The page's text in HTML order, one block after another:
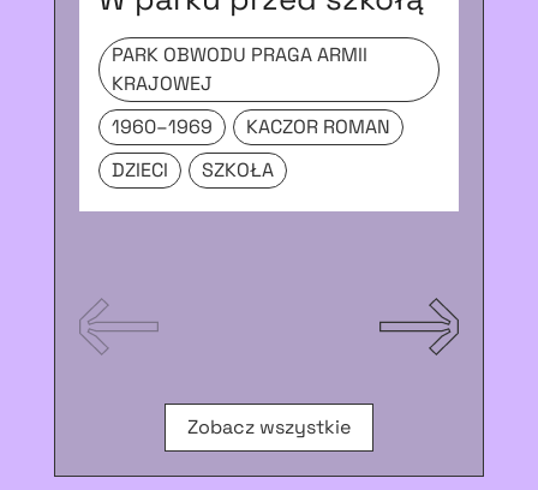
PARK OBWODU PRAGA ARMII
KRAJOWEJ
1960–1969
KACZOR ROMAN
DZIECI
SZKOŁA
Zobacz wszystkie